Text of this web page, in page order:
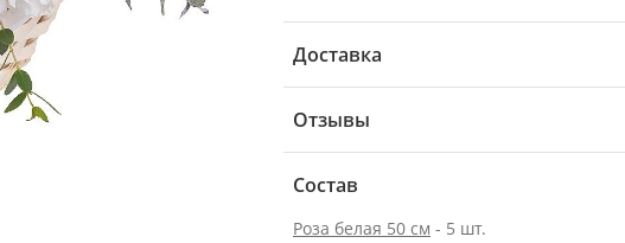
Доставка
Отзывы
Состав
Роза белая 50 см - 5 шт.